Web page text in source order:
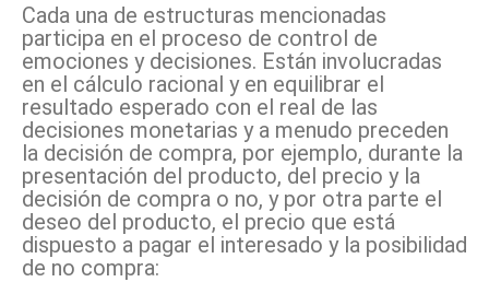
Cada una de estructuras mencionadas
participa en el proceso de control de
emociones y decisiones. Están involucradas
en el cálculo racional y en equilibrar el
resultado esperado con el real de las
decisiones monetarias y a menudo preceden
la decisión de compra, por ejemplo, durante la
presentación del producto, del precio y la
decisión de compra o no, y por otra parte el
deseo del producto, el precio que está
dispuesto a pagar el interesado y la posibilidad
de no compra: